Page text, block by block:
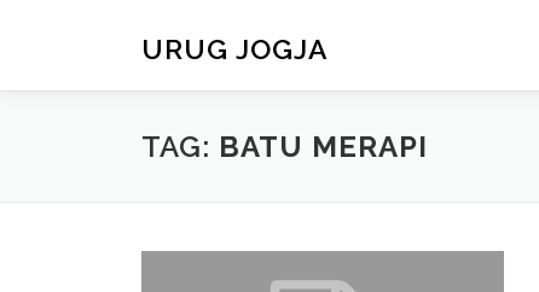
URUG JOGJA
TAG: BATU MERAPI